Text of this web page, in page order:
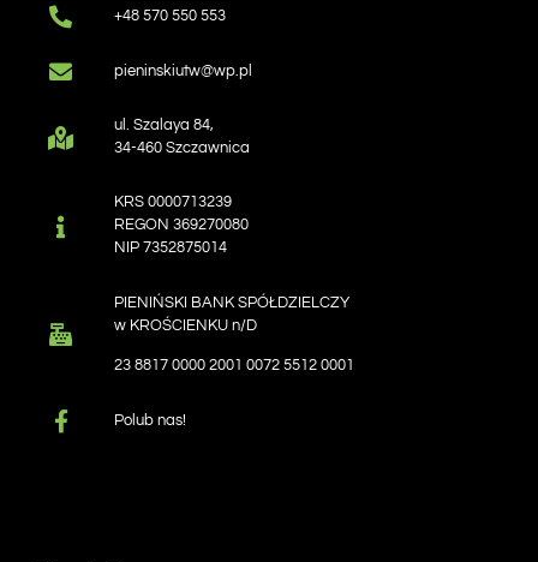
+48 570 550 553
pieninskiutw@wp.pl
ul. Szalaya 84,
34-460 Szczawnica
KRS 0000713239
REGON 369270080
NIP 7352875014
PIENIŃSKI BANK SPÓŁDZIELCZY
w KROŚCIENKU n/D
23 8817 0000 2001 0072 5512 0001
Polub nas!